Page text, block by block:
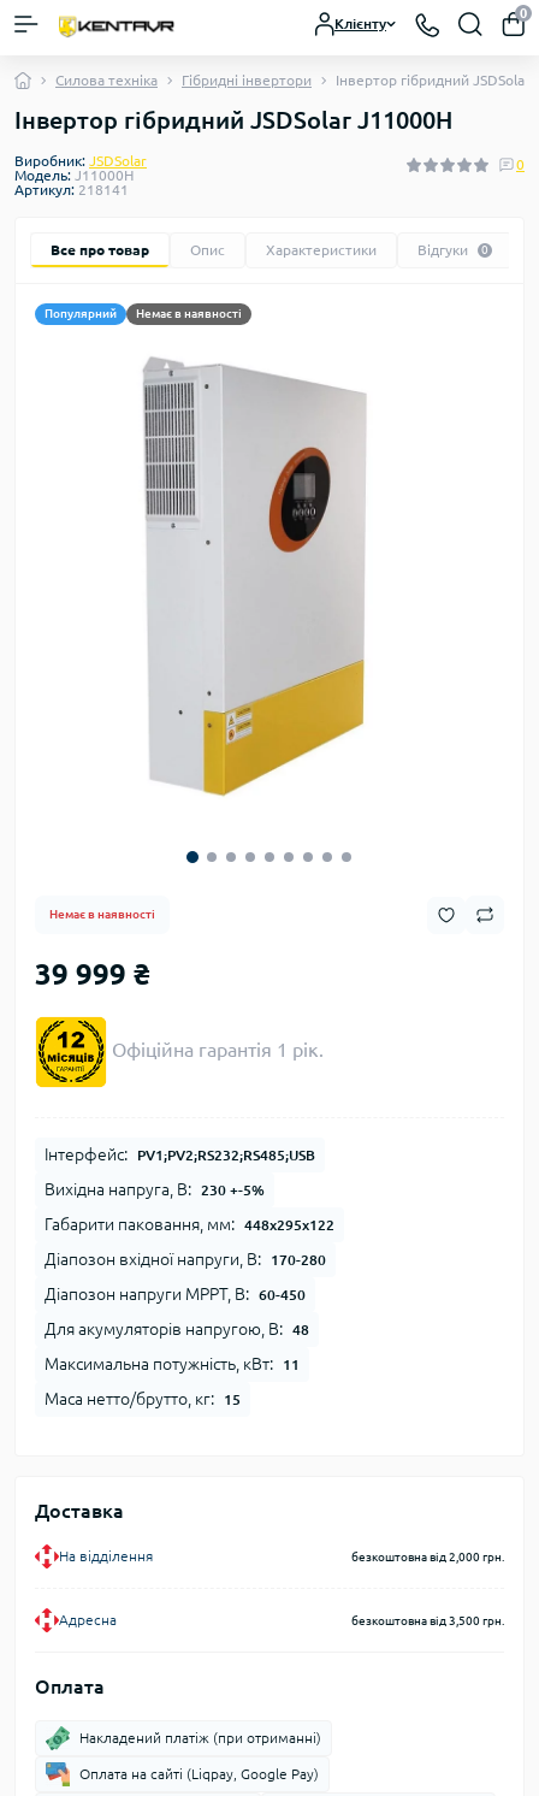
Клієнту
0
Силова техніка Гібридні інвертори Інвертор гібридний JSDSolar
Інвертор гібридний JSDSolar J11000H
Виробник: JSDSolar
Модель: J11000H
Артикул: 218141
0
Все про товар Опис Характеристики Відгуки 0
Популярний Немає в наявності
Немає в наявності
39 999 ₴
Офіційна гарантія 1 рік.
Інтерфейс: PV1;PV2;RS232;RS485;USB
Вихідна напруга, В: 230 +-5%
Габарити паковання, мм: 448x295x122
Діапозон вхідної напруги, В: 170-280
Діапозон напруги МРРТ, В: 60-450
Для акумуляторів напругою, В: 48
Максимальна потужність, кВт: 11
Маса нетто/брутто, кг: 15
Доставка
На відділення безкоштовна від 2,000 грн.
Адресна безкоштовна від 3,500 грн.
Оплата
Накладений платіж (при отриманні)
Оплата на сайті (Liqpay, Google Pay)